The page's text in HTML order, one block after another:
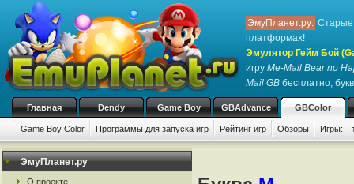
ЭмуПланет.ру: Старые
платформах!
Эмулятор Гейм Бой
игру Me-Mail Bear no
Mail GB бесплатно,
Главная Dendy Game Boy GBAdvance GBColor
Game Boy Color Программы для запуска игр Рейтинг игр Обзоры Игры:
ЭмуПланет.ру
О проекте